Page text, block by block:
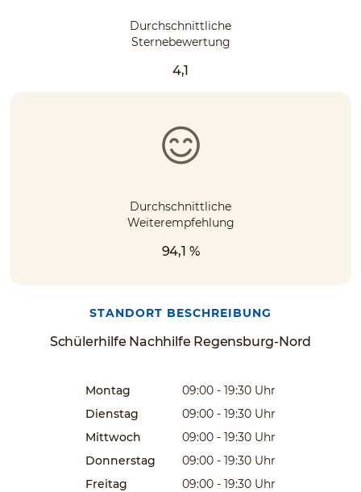
Durchschnittliche
Sternebewertung
4,1
Durchschnittliche
Weiterempfehlung
94,1 %
Schülerhilfe Nachhilfe Regensburg-Nord
STANDORT BESCHREIBUNG
Montag 09:00 - 19:30 Uhr
Dienstag
09:00 - 19:30 Uhr
Mittwoch
09:00 - 19:30 Uhr
Donnerstag
09:00 - 19:30 Uhr
Freitag
09:00 - 19:30 Uhr